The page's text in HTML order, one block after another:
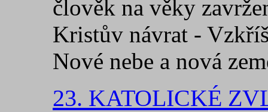
člověk na věky
Kristův návrat -
Nové nebe a nová
23. KATOLICKÉ